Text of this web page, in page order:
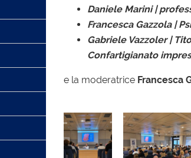
Daniele Marini |
Francesca Gazzola |
Gabriele Vazzoler |
Confartigianato
e la moderatrice Francesca